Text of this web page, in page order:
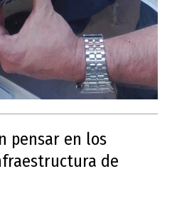
pensar en los
de